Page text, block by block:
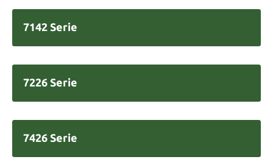
7142 Serie
7226 Serie
7426 Serie